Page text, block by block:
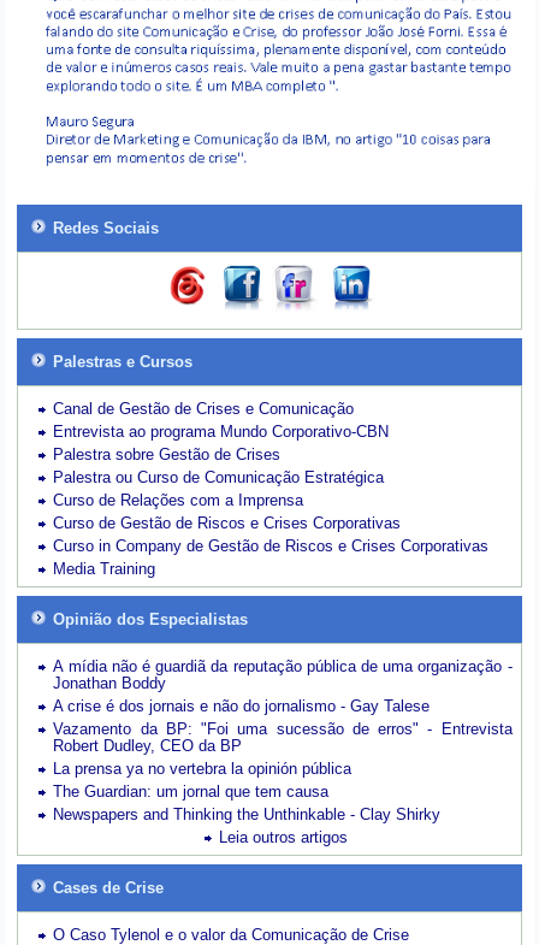
Redes Sociais
Palestras e Cursos
Canal de Gestão de Crises e Comunicação
Entrevista ao programa Mundo Corporativo-CBN
Palestra sobre Gestão de Crises
Palestra ou Curso de Comunicação Estratégica
Curso de Relações com a Imprensa
Curso de Gestão de Riscos e Crises Corporativas
Curso in Company de Gestão de Riscos e Crises Corporativas
Media Training
Opinião dos Especialistas
A mídia não é guardiã da reputação pública de uma organização -
Jonathan Boddy
A crise é dos jornais e não do jornalismo - Gay Talese
Vazamento da BP: "Foi uma sucessão de erros" - Entrevista
Robert Dudley, CEO da BP
La prensa ya no vertebra la opinión pública
The Guardian: um jornal que tem causa
Newspapers and Thinking the Unthinkable - Clay Shirky
Leia outros artigos
Cases de Crise
O Caso Tylenol e o valor da Comunicação de Crise